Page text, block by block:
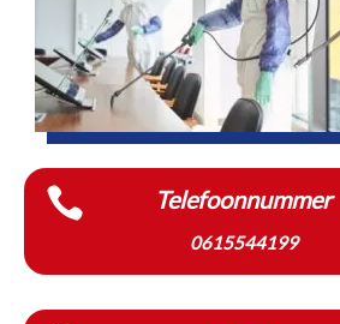
 Telefoonnummer
0615544199